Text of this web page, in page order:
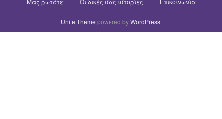
Μας ρωτάτε Οι δικές σας ιστορίες Επικοινωνία
Unite Theme powered byWordPress.